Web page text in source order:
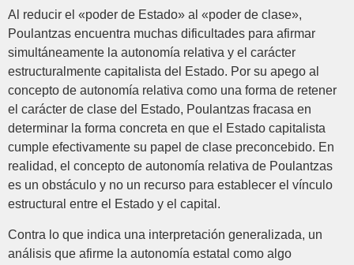
Al reducir el «poder de Estado» al «poder de clase»,
Poulantzas encuentra muchas dificultades para afirmar
simultáneamente la autonomía relativa y el carácter
estructuralmente capitalista del Estado. Por su apego al
concepto de autonomía relativa como una forma de retener
el carácter de clase del Estado, Poulantzas fracasa en
determinar la forma concreta en que el Estado capitalista
cumple efectivamente su papel de clase preconcebido. En
realidad, el concepto de autonomía relativa de Poulantzas
es un obstáculo y no un recurso para establecer el vínculo
estructural entre el Estado y el capital.
Contra lo que indica una interpretación generalizada, un
análisis que afirme la autonomía estatal como algo